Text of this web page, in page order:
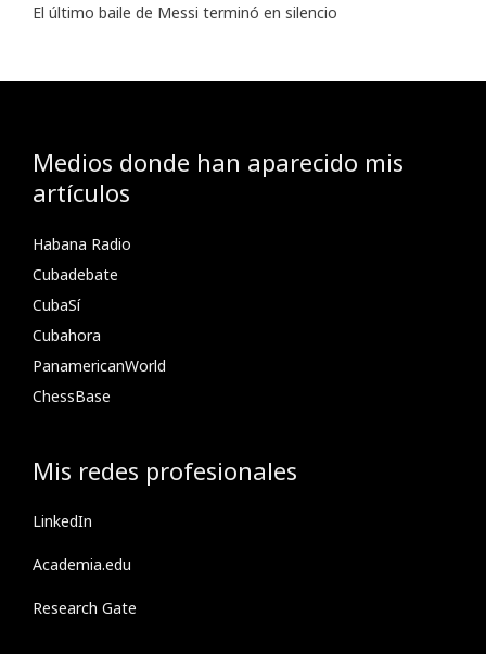
El último baile de Messi terminó en silencio
Medios donde han aparecido mis
artículos
Habana Radio
Cubadebate
CubaSí
Cubahora
PanamericanWorld
ChessBase
Mis redes profesionales
LinkedIn
Academia.edu
Research Gate